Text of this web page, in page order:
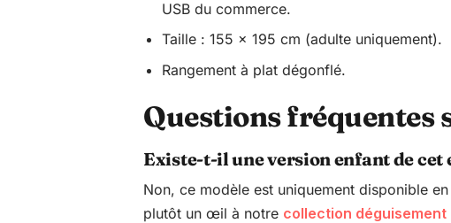
USB du commerce.
Taille : 155 x 195 cm (adulte uniquement).
Rangement à plat dégonflé.
Questions fréquentes
Existe-t-il une version enfant de cet
Non, ce modèle est uniquement disponible
plutôt un œil à notre collection